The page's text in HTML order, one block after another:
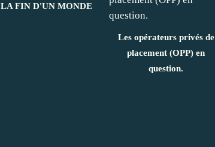
LA FIN D'UN MONDE
Les opérateurs privés de
placement (OPP) en
question.